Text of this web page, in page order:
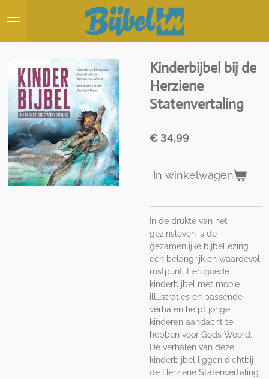
direct
hoofdinhoud
Kinderbijbel bij de
Herziene
Statenvertaling
€ 34,99
In winkelwagen
In de drukte van het
gezinsleven is de
gezamenlijke bijbellezing
een belangrijk en waardevol
rustpunt. Een goede
kinderbijbel met mooie
illustraties en passende
verhalen helpt jonge
kinderen aandacht te
hebben voor Gods Woord.
De verhalen van deze
kinderbijbel liggen dichtbij
de Herziene Statenvertaling